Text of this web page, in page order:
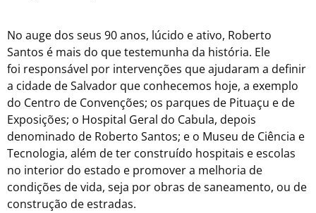
No auge dos seus 90 anos, lúcido e ativo, Roberto
Santos é mais do que testemunha da história. Ele
foi responsável por intervenções que ajudaram a definir
a cidade de Salvador que conhecemos hoje, a exemplo
do Centro de Convenções; os parques de Pituaçu e de
Exposições; o Hospital Geral do Cabula, depois
denominado de Roberto Santos; e o Museu de Ciência e
Tecnologia, além de ter construído hospitais e escolas
no interior do estado e promover a melhoria de
condições de vida, seja por obras de saneamento, ou de
construção de estradas.